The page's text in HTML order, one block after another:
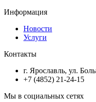
Информация
Новости
Услуги
Контакты
г. Ярославль, ул.
+7 (4852) 21-24-15
Мы в социальных сетях